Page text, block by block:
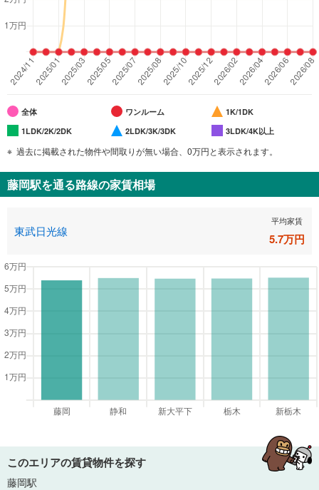
全体 ワンルーム
1K/1DK
1LDK/2K/2DK
2LDK/3K/3DK 3LDK/4K以上
過去に掲載された物件や間取りが無い場合、0万円と表示されます。
藤岡駅を通る路線の家賃相場
東武日光線
平均家賃
5.7万円
このエリアの賃貸物件を探す
藤岡駅